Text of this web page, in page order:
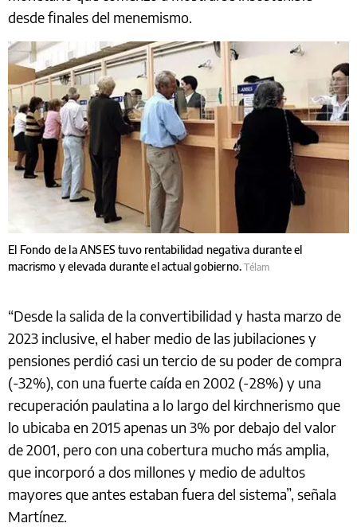
desde finales del menemismo.
El Fondo de la ANSES tuvo rentabilidad negativa durante el
macrismo y elevada durante el actual gobierno.Télam
“Desde la salida de la convertibilidad y hasta marzo de
2023 inclusive, el haber medio de las jubilaciones y
pensiones perdió casi un tercio de su poder de compra
(-32%), con una fuerte caída en 2002 (-28%) y una
recuperación paulatina a lo largo del kirchnerismo que
lo ubicaba en 2015 apenas un 3% por debajo del valor
de 2001, pero con una cobertura mucho más amplia,
que incorporó a dos millones y medio de adultos
mayores que antes estaban fuera del sistema”, señala
Martínez.